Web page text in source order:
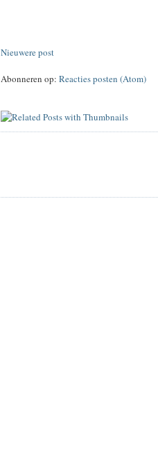
Nieuwere post
Abonneren op:Reacties posten (Atom)